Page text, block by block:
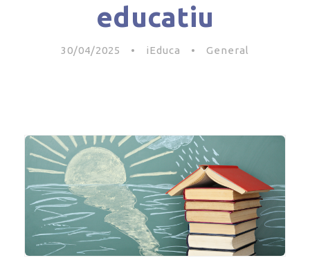
educatiu
30/04/2025 • iEduca • General